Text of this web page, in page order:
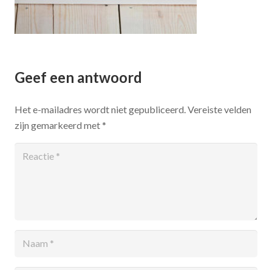
Geef een antwoord
Het e-mailadres wordt niet gepubliceerd.Vereiste velden
zijn gemarkeerd met*